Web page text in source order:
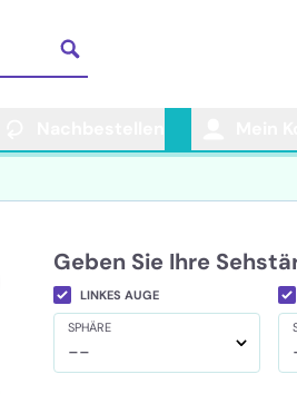
Geben Sie Ihre
LINKES AUGE
SPHÄRE
--